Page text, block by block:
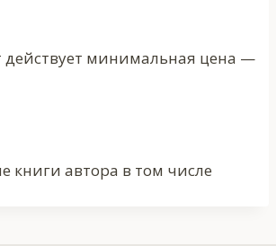
действует минимальная цена —
книги автора в том числе